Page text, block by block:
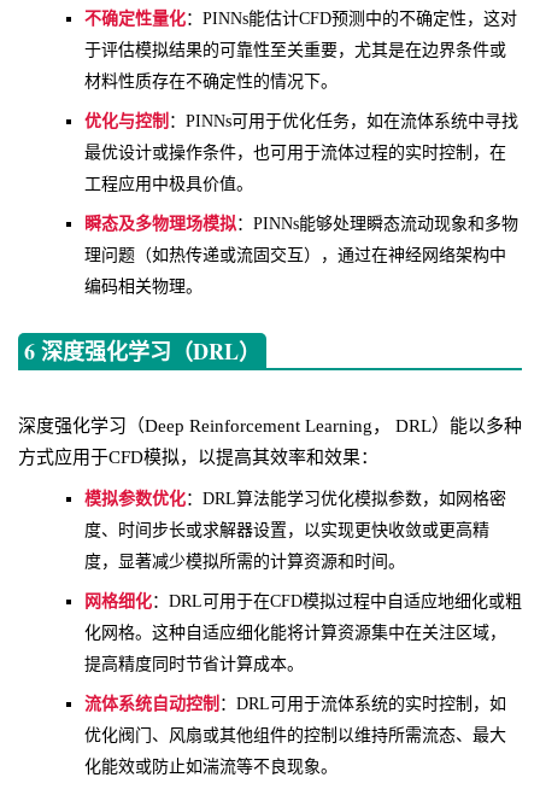
不确定性量化：PINNs能估计CFD预测中的不确定性，这对
于评估模拟结果的可靠性至关重要，尤其是在边界条件或
材料性质存在不确定性的情况下。
优化与控制 ：PINNs可用于优化任务，如在流体系统中寻找
最优设计或操作条件，也可用于流体过程的实时控制，在
工程应用中极具价值。
瞬态及多物理场模拟：PINNs能够处理瞬态流动现象和多物
理问题（如热传递或流固交互），通过在神经网络架构中
编码相关物理。
6 深度强化学习（DRL）
深度强化学习（Deep Reinforcement Learning， DRL）能以多种
方式应用于CFD模拟，以提高其效率和效果：
模拟参数优化：DRL算法能学习优化模拟参数，如网格密
度、时间步长或求解器设置，以实现更快收敛或更高精
度，显著减少模拟所需的计算资源和时间。
网格细化：DRL可用于在CFD模拟过程中自适应地细化或粗
化网格。这种自适应细化能将计算资源集中在关注区域，
提高精度同时节省计算成本。
流体系统自动控制 ：DRL可用于流体系统的实时控制，如
优化阀门、风扇或其他组件的控制以维持所需流态、最大
化能效或防止如湍流等不良现象。